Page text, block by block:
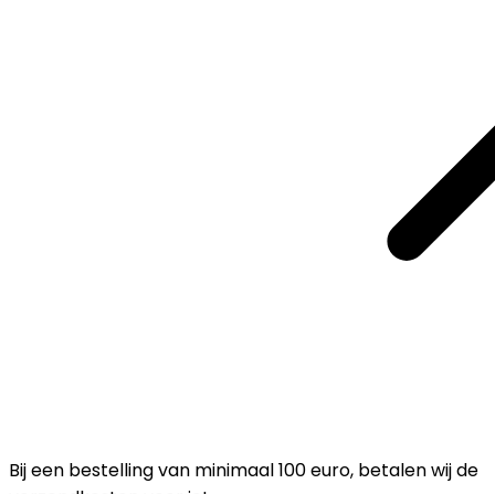
Bij een bestelling van minimaal 100 euro, betalen wij de